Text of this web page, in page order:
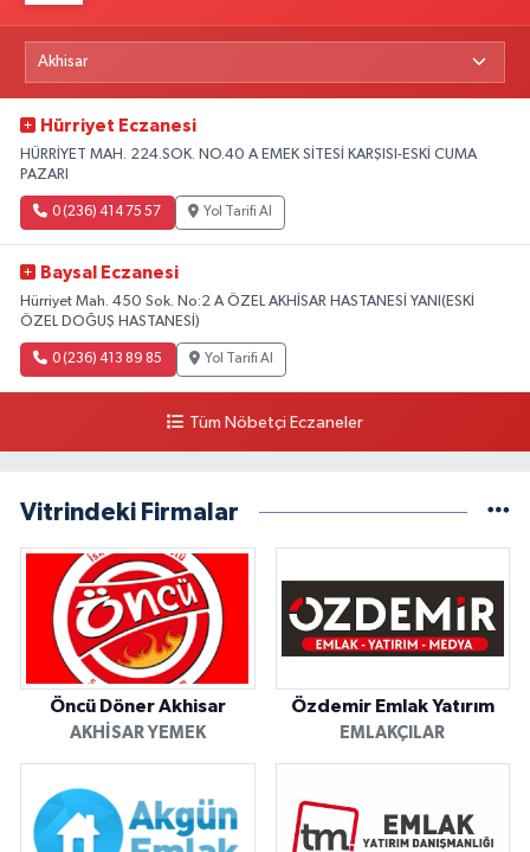
Hürriyet Eczanesi
HÜRRİYET MAH. 224.SOK. NO.40 A EMEK SİTESİ KARŞISI-ESKİ CUMA
PAZARI
0 (236) 414 75 57 Yol Tarifi Al
Baysal Eczanesi
Hürriyet Mah. 450 Sok. No:2 A ÖZEL AKHİSAR HASTANESİ YANI(ESKİ
ÖZEL DOĞUŞ HASTANESİ)
0 (236) 413 89 85 Yol Tarifi Al
Tüm Nöbetçi Eczaneler
Vitrindeki Firmalar
Öncü Döner Akhisar
AKHISAR YEMEK
Özdemir Emlak Yatırım
EMLAKÇILAR